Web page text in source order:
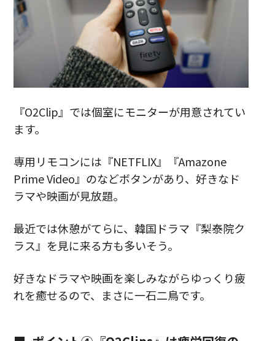
『O2Clip』では個室にモニターが用意されてい
ます。
専用リモコンには『NETFLIX』『Amazone
Prime Video』のなどボタンがあり、好きなド
ラマや映画が見放題。
最近では休憩がてらに、韓国ドラマ『梨泰院ク
ラス』を見に来る方も多いそう。
好きなドラマや映画を楽しみながらゆっくり疲
れを癒せるので、まさに一石二鳥です。